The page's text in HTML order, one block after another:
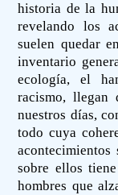
historia de la
revelando los
suelen quedar
inventario
ecología, el
racismo, llegan
nuestros días,
todo cuya
sobre ellos
hombres que